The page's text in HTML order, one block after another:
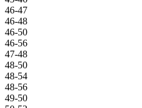
46-47
46-48
46-50
46-56
47-48
48-50
48-54
48-56
49-50